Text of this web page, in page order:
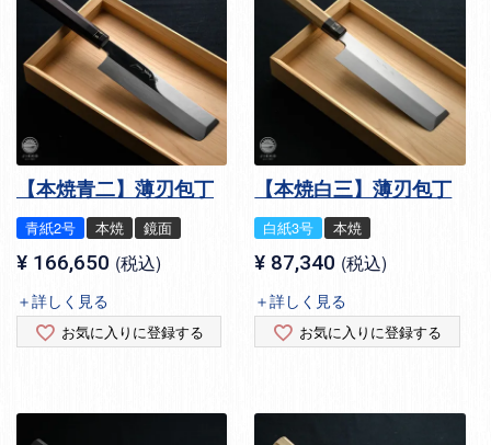
【本焼青二】薄刃包丁
青紙2号 本焼 鏡面
¥ 166,650 税込
＋詳しく見る
お気に入りに登録する
【本焼白三】薄刃包丁
白紙3号 本焼
¥ 87,340 税込
＋詳しく見る
お気に入りに登録する